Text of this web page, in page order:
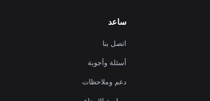
ساعد
اتصل بنا
أسئلة وأجوبة
دعم وملاحظات